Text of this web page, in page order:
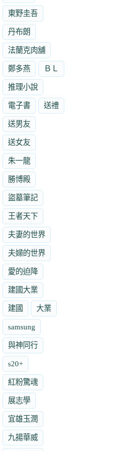
東野圭吾
丹布朗
法蘭克肉舖
鄭多燕 ＢＬ
推理小說
電子書 送禮
送男友
送女友
朱一龍
勝博殿
盜墓筆記
王者天下
夫妻的世界
夫婦的世界
愛的迫降
建國大業
建國 大業
samsung
與神同行
s20+
紅粉驚魂
展志學
宜雄玉潤
九揚華威